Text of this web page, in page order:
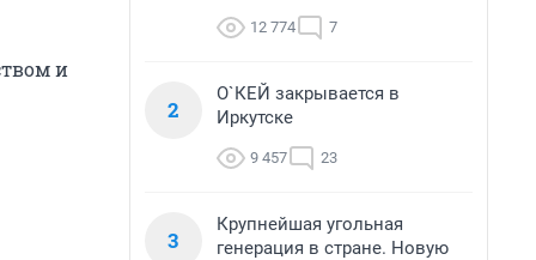
и
12 774 7
2
О`КЕЙ закрывается в
Иркутске
9 457 23
3
Крупнейшая угольная
генерация в стране. Новую